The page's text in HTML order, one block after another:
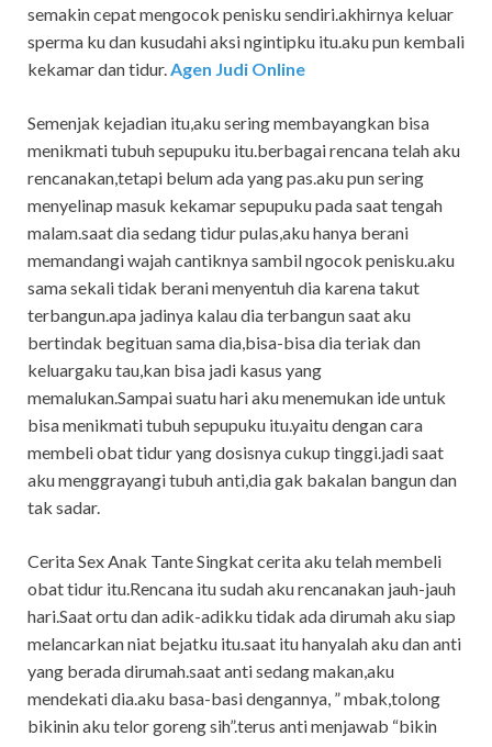
semakin cepat mengocok penisku sendiri.akhirnya keluar
sperma ku dan kusudahi aksi ngintipku itu.aku pun kembali
kekamar dan tidur.Agen Judi Online
Semenjak kejadian itu,aku sering membayangkan bisa
menikmati tubuh sepupuku itu.berbagai rencana telah aku
rencanakan,tetapi belum ada yang pas.aku pun sering
menyelinap masuk kekamar sepupuku pada saat tengah
malam.saat dia sedang tidur pulas,aku hanya berani
memandangi wajah cantiknya sambil ngocok penisku.aku
sama sekali tidak berani menyentuh dia karena takut
terbangun.apa jadinya kalau dia terbangun saat aku
bertindak begituan sama dia,bisa-bisa dia teriak dan
keluargaku tau,kan bisa jadi kasus yang
memalukan.Sampai suatu hari aku menemukan ide untuk
bisa menikmati tubuh sepupuku itu.yaitu dengan cara
membeli obat tidur yang dosisnya cukup tinggi.jadi saat
aku menggrayangi tubuh anti,dia gak bakalan bangun dan
tak sadar.
Cerita Sex Anak Tante Singkat cerita aku telah membeli
obat tidur itu.Rencana itu sudah aku rencanakan jauh-jauh
hari.Saat ortu dan adik-adikku tidak ada dirumah aku siap
melancarkan niat bejatku itu.saat itu hanyalah aku dan anti
yang berada dirumah.saat anti sedang makan,aku
mendekati dia.aku basa-basi dengannya, ” mbak,tolong
bikinin aku telor goreng sih”.terus anti menjawab “bikin